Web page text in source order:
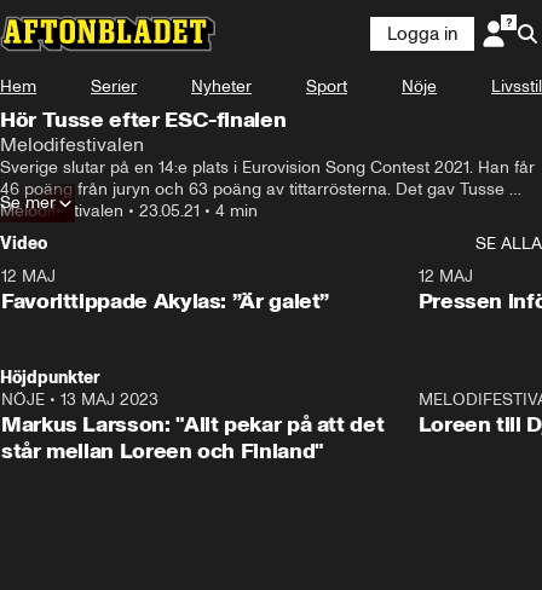
Logga in
Hem Serier Nyheter Sport Nöje Livsstil
Hör Tusse efter ESC-finalen
Melodifestivalen
Sverige slutar på en 14:e plats i Eurovision Song Contest 2021. Han får
46 poäng från juryn och 63 poäng av tittarrösterna. Det gav Tusse
totalt 109 poäng i omröstningen.
Melodifestivalen • 23.05.21 • 4 min
Se mer
Video
SE ALLA
12 MAJ
Favorittippade Akylas: ”Är galet”
12 MAJ
Pressen
Höjdpunkter
NÖJE • 13 MAJ 2023
Markus Larsson: "Allt pekar på att det
står mellan Loreen och Finland"
Loreen till